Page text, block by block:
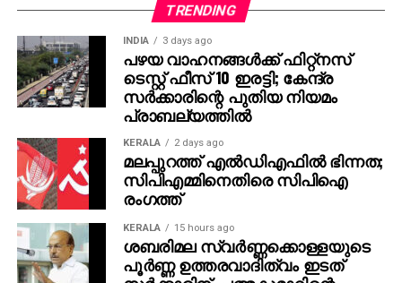
പ്രോസസ്സിംഗ് ഫീസ് എന്ന പേരില്‍ പണം അടയ്ക്കാനും
ആവശ്യപ്പെടുന്നതാണ് സാധാരണ രീതി. ചിലര്‍
മാല്‍വെയര്‍ ഇന്‍സ്റ്റാള്‍ ചെയ്യാനോ ഡാറ്റ
മോഷ്ടിക്കാനോ ലക്ഷ്യമിട്ടുള്ള വ്യാജ അഭിമുഖ
സോഫ്റ്റ്‌വെയറുകളും അയക്കുന്നു. ഇത്തരം തട്ടിപ്പുകള്‍
വ്യക്തികള്‍ക്കും സ്ഥാപനങ്ങള്‍ക്കും ഗുരുതരമായ
ഭീഷണിയാണെന്ന് ഗൂഗിള്‍ മുന്നറിയിപ്പ് നല്‍കി.
നിയമാനുസൃത തൊഴിലുടമകള്‍ ഒരിക്കലും സാമ്പത്തിക
വിവരങ്ങളോ പേയ്‌മെന്റെ് ആവശ്യങ്ങളോ
ഉന്നയിക്കില്ലെന്നും ഉപയോക്താക്കള്‍ ഓണ്‍ലൈനില്‍
കൂടുതല്‍ ജാഗ്രത പാലിക്കണമെന്നും ഗൂഗിള്‍
വ്യക്തമാക്കി.
TRENDING
INDIA 3 days ago
പഴയ വാഹനങ്ങള്‍ക്ക് ഫിറ്റ്‌നസ്
ടെസ്റ്റ് ഫീസ് 10 ഇരട്ടി; കേന്ദ്ര
സര്‍ക്കാരിന്റെ പുതിയ നിയമം
പ്രാബല്യത്തില്‍
KERALA 2 days ago
മലപ്പുറത്ത് എല്‍ഡിഎഫില്‍ ഭിന്നത;
സിപിഎമ്മിനെതിരെ സിപിഐ
രംഗത്ത്
KERALA 15 hours ago
ശബരിമല സ്വര്‍ണ്ണക്കൊള്ളയുടെ
പൂര്‍ണ്ണ ഉത്തരവാദിത്വം ഇടത്